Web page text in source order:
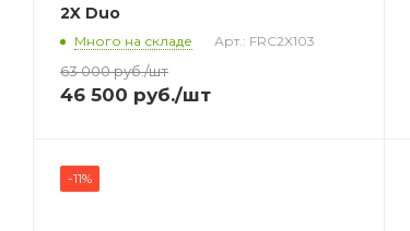
2X Duo
Много на складе Арт.: FRC2X103
63 000руб./шт
46 500 руб./шт
-11%